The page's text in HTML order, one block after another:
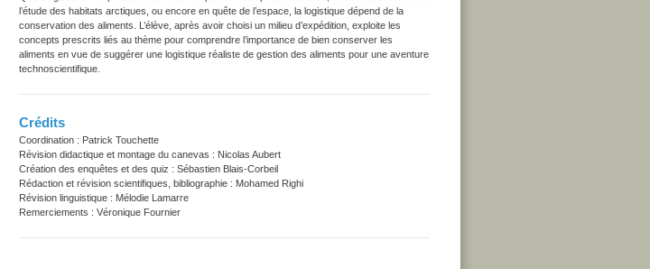
l’étude des habitats arctiques, ou encore en quête de l’espace, la logistique dépend de la
conservation des aliments. L’élève, après avoir choisi un milieu d’expédition, exploite les
concepts prescrits liés au thème pour comprendre l’importance de bien conserver les
aliments en vue de suggérer une logistique réaliste de gestion des aliments pour une aventure
technoscientifique.
Crédits
Coordination : Patrick Touchette
Révision didactique et montage du canevas : Nicolas Aubert
Création des enquêtes et des quiz : Sébastien Blais-Corbeil
Rédaction et révision scientifiques, bibliographie : Mohamed Righi
Révision linguistique : Mélodie Lamarre
Remerciements : Véronique Fournier